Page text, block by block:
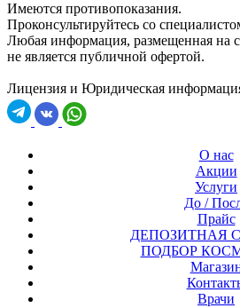
Имеются противопоказания.
Проконсультируйтесь со
Любая информация, размещенная на
не является публичной офертой.
Лицензия и Юридическая
О нас
Акции
Услуги
До /
Прайс
ДЕПОЗИТНАЯ
ПОДБОР
Врачи